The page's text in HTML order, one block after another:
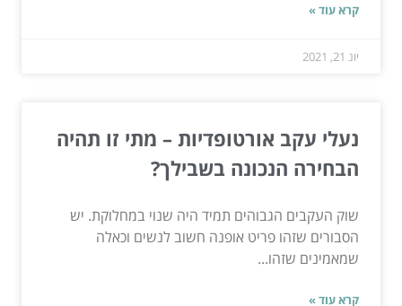
קרא עוד »
יונ 21, 2021
נעלי עקב אורטופדיות – מתי זו תהיה
הבחירה הנכונה בשבילך?
שוק העקבים הגבוהים תמיד היה שנוי במחלוקת. יש
הסבורים שזהו פריט אופנה חשוב לנשים וכאלה
שמאמינים שזהו...
קרא עוד »